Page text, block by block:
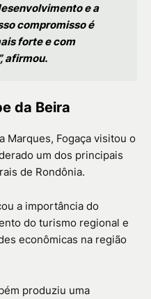
e a
compromisso é
forte e com
afirmou.
da Beira
Marques, Fogaça visitou o
um dos principais
de Rondônia.
a importância do
do turismo regional e
econômicas na região
produziu uma